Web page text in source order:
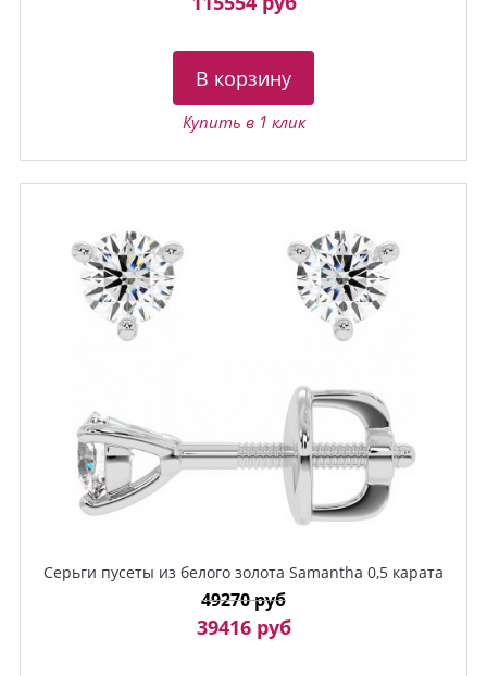
В корзину
Купить в 1 клик
Серьги пусеты из белого золота Samantha 0,5 карата
49270 руб
39416 руб